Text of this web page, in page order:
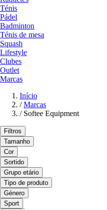
Ténis
Pádel
Badminton
Ténis de mesa
Squash
Lifestyle
Clubes
Outlet
Marcas
Início
/ Marcas
/ Softee Equipment
Filtros
Tamanho
Cor
Sortido
Grupo etário
Tipo de produto
Género
Sport